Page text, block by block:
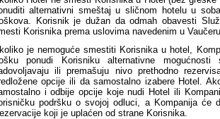
alternativni smeštaj u sličnom hotelu u
Korisnik je dužan da odmah obavesti
Korisnika prema uslovima navedenim u
je nemoguće smestiti Korisnika u hotel,
ponudi Korisniku alternativne
ili premašuju nivo prethodno
opcije ili da samostalno izabere Hotel.
i odbije opcije koje nudi Hotel ili
podršku o svojoj odluci, a Kompanija će
koji je uplaćen od strane Korisnika.